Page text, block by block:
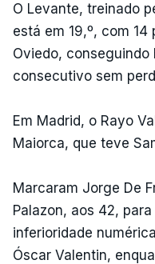
O Levante, treinado
está em 19,º, com
Oviedo,
consecutivo sem
Em Madrid, o Rayo
Maiorca, que teve
Marcaram Jorge De
Palazon, aos 42,
inferioridade
Óscar Valentin,